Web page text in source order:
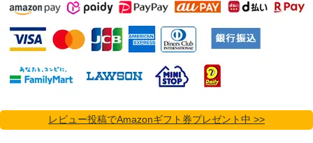
レビュー投稿でAmazonギフト券プレゼント中 >>